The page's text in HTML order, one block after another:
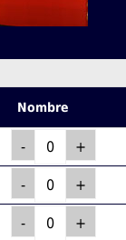
Nombre